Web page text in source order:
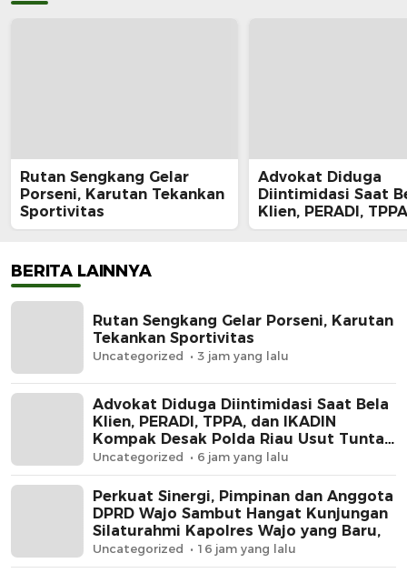
Rutan Sengkang Gelar
Porseni, Karutan Tekankan
Sportivitas
Advokat Diduga
Diintimidasi Saat
Klien, PERADI,
IKADIN Kompak
BERITA LAINNYA
Rutan Sengkang Gelar Porseni, Karutan
Tekankan Sportivitas
Uncategorized 3 jam yang lalu
Advokat Diduga Diintimidasi Saat Bela
Klien, PERADI, TPPA, dan IKADIN
Kompak Desak Polda Riau Usut Tuntas
Dugaan Premanisme
Uncategorized 6 jam yang lalu
Perkuat Sinergi, Pimpinan dan Anggota
DPRD Wajo Sambut Hangat Kunjungan
Silaturahmi Kapolres Wajo yang Baru,
Uncategorized 16 jam yang lalu